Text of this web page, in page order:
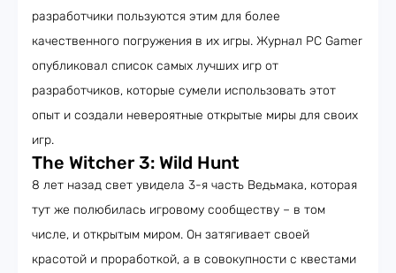
разработчики пользуются этим для более
качественного погружения в их игры. Журнал PC Gamer
опубликовал список самых лучших игр от
разработчиков, которые сумели использовать этот
опыт и создали невероятные открытые миры для своих
игр.
The Witcher 3: Wild Hunt
8 лет назад свет увидела 3-я часть Ведьмака, которая
тут же полюбилась игровому сообществу – в том
числе, и открытым миром. Он затягивает своей
красотой и проработкой, а в совокупности с квестами